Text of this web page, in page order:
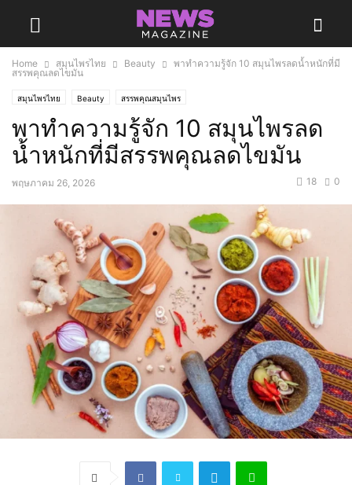
Home สมุนไพรไทย Beauty
พาทำความรู้จัก 10 สมุนไพรลดน้ำหนักที่มี
สรรพคุณลดไขมัน
สมุนไพรไทย Beauty สรรพคุณสมุนไพร
พาทำความรู้จัก 10 สมุนไพรลด
น้ำหนักที่มีสรรพคุณลดไขมัน
พฤษภาคม 26, 2026 0
18